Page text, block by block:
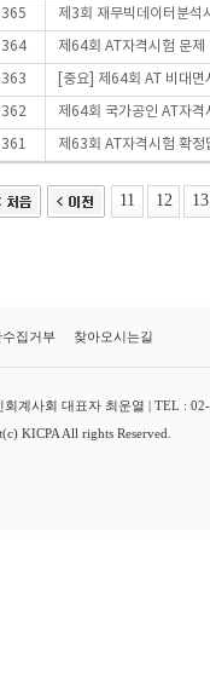
365 제3회 재무빅데이터분석
364 제64회 AT자격시험 문
363 [중요] 제64회 AT 비대
362 제64회 국가공인 AT자격
361 제63회 AT자격시험 확정
11 12 13
집거부 찾아오시는길
계사회 대표자 최운열 | TEL :
KICPA All rights Reserved.